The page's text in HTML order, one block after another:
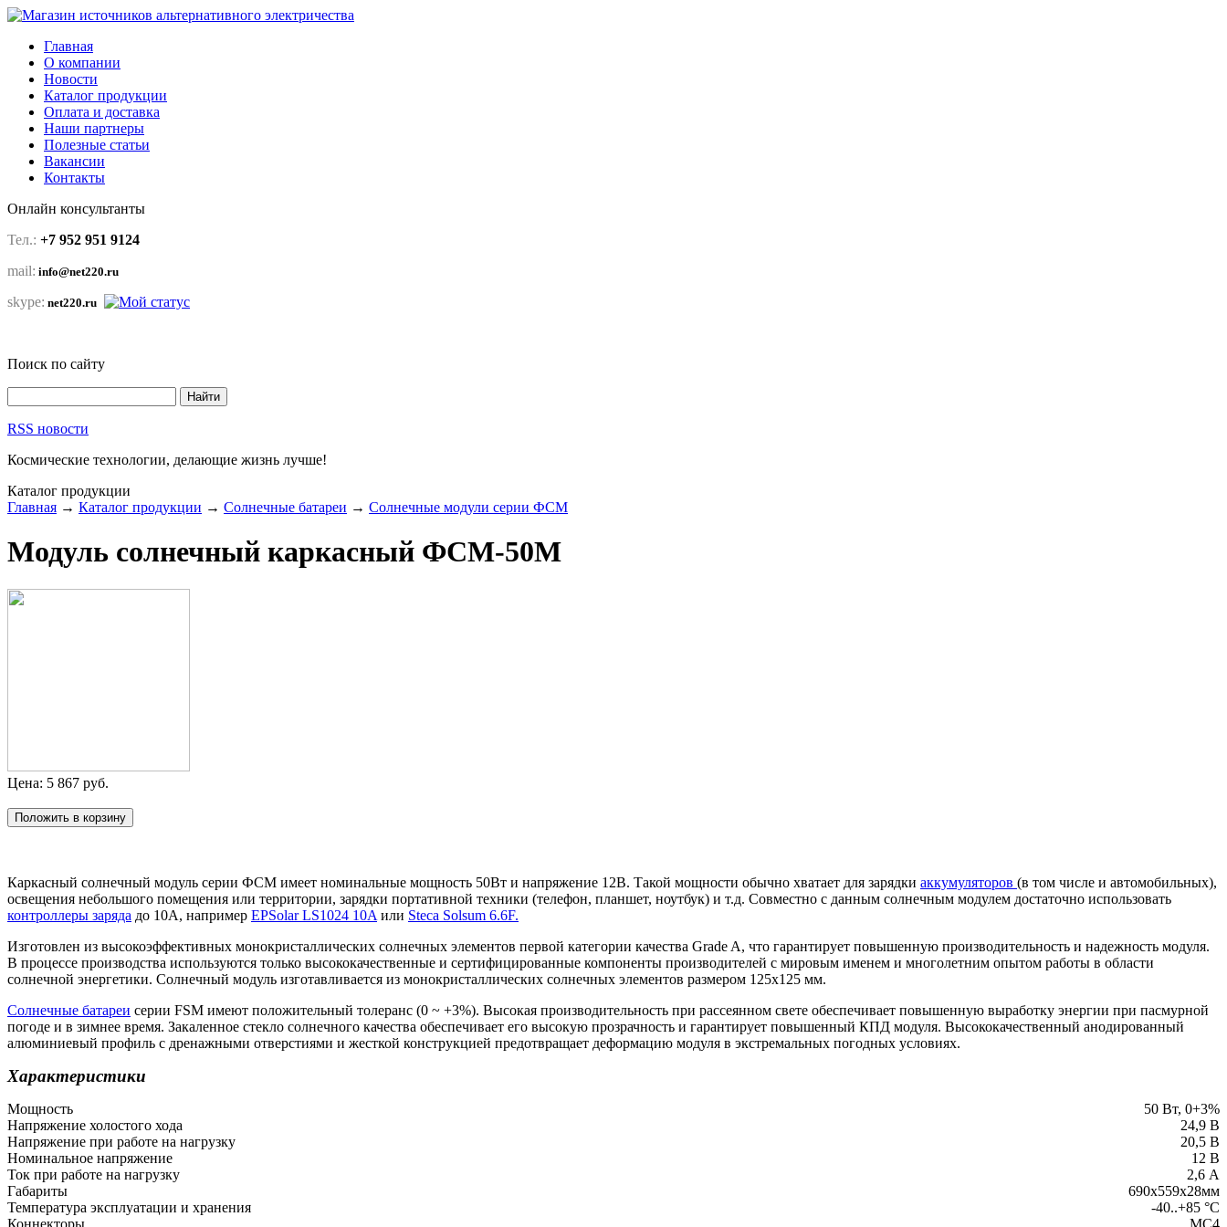
Главная
О компании
Новости
Каталог продукции
Оплата и доставка
Наши партнеры
Полезные статьи
Вакансии
Контакты
Онлайн консультанты
Тел.: +7 952 951 9124
mail: info@net220.ru
skype: net220.ru
Поиск по сайту
RSS новости
Космические технологии, делающие жизнь лучше!
Каталог продукции
Главная → Каталог продукции → Солнечные батареи → Солнечные модули серии ФСМ
Модуль солнечный каркасный ФСМ-50М
Цена: 5 867 руб.
Каркасный солнечный модуль серии ФСМ имеет номинальные мощность 50Вт и напряжение 12В. Такой мощности обычно хватает для зарядки аккумуляторов (в том числе и автомобильных),
освещения небольшого помещения или территории, зарядки портативной техники (телефон, планшет, ноутбук) и т.д. Совместно с данным солнечным модулем достаточно использовать
контроллеры заряда до 10А, например EPSolar LS1024 10A или Steca Solsum 6.6F.
Изготовлен из высокоэффективных монокристаллических солнечных элементов первой категории качества Grade A, что гарантирует повышенную производительность и надежность модуля.
В процессе производства используются только высококачественные и сертифицированные компоненты производителей с мировым именем и многолетним опытом работы в области
солнечной энергетики. Солнечный модуль изготавливается из монокристаллических солнечных элементов размером 125х125 мм.
Солнечные батареи серии FSM имеют положительный толеранс (0 ~ +3%). Высокая производительность при рассеянном свете обеспечивает повышенную выработку энергии при пасмурной
погоде и в зимнее время. Закаленное стекло солнечного качества обеспечивает его высокую прозрачность и гарантирует повышенный КПД модуля. Высококачественный анодированный
алюминиевый профиль с дренажными отверстиями и жесткой конструкцией предотвращает деформацию модуля в экстремальных погодных условиях.
Характеристики
Мощность
50 Вт, 0+3%
Напряжение холостого хода
24,9 В
Напряжение при работе на нагрузку
20,5 В
Номинальное напряжение
12 В
Ток при работе на нагрузку
2,6 А
Габариты
690х559х28мм
Температура эксплуатации и хранения
-40..+85 °С
Коннекторы
MC4